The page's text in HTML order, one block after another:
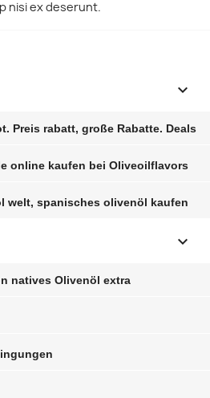
nisi ex deserunt.

Preis rabatt, große Rabatte‎. Deals
online kaufen bei Oliveoilflavors
welt, spanisches olivenöl kaufen

natives Olivenöl extra